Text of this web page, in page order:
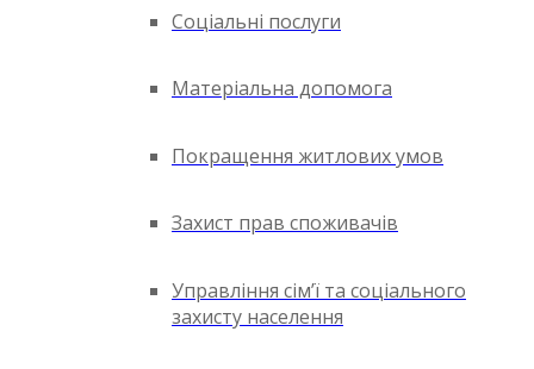
Соціальні послуги
Матеріальна допомога
Покращення житлових умов
Захист прав споживачів
Управління сім’ї та соціального
захисту населення